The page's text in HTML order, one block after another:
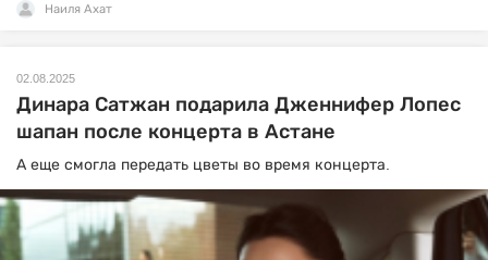
Наиля Ахат
02.08.2025
Динара Сатжан подарила Дженнифер Лопес
шапан после концерта в Астане
А еще смогла передать цветы во время концерта.